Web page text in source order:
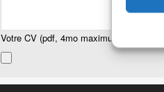
Votre CV (pdf, 4mo maximum)